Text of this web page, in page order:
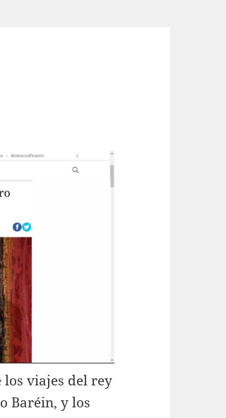
los viajes del rey
Baréin, y los